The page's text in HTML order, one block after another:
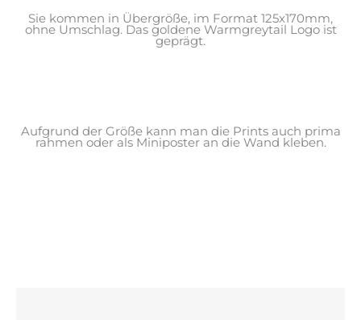
Sie kommen in Übergröße, im Format 125x170mm,
ohne Umschlag. Das goldene Warmgreytail Logo ist
geprägt.
Aufgrund der Größe kann man die Prints auch prima
rahmen oder als Miniposter an die Wand kleben.